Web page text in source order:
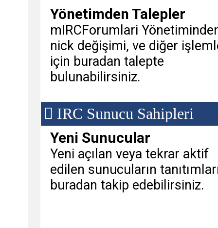
Yönetimden Talepler
mIRCForumlari
nick değişimi, ve diğer
için buradan talepte
bulunabilirsiniz.
IRC Sunucu Sahipleri
Yeni Sunucular
Yeni açılan veya tekrar aktif
edilen sunucuların
buradan takip edebilirsiniz.